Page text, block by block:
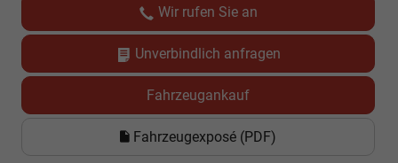
Wir rufen Sie an
Unverbindlich anfragen
Fahrzeugankauf
Fahrzeugexposé (PDF)